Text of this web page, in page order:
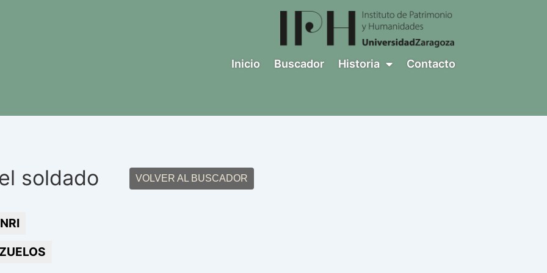
Inicio Buscador Historia Contacto
soldado VOLVER AL BUSCADOR